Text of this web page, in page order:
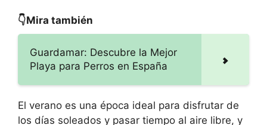
👇Mira también
Guardamar: Descubre la Mejor
Playa para Perros en España
El verano es una época ideal para disfrutar de
los días soleados y pasar tiempo al aire libre, y